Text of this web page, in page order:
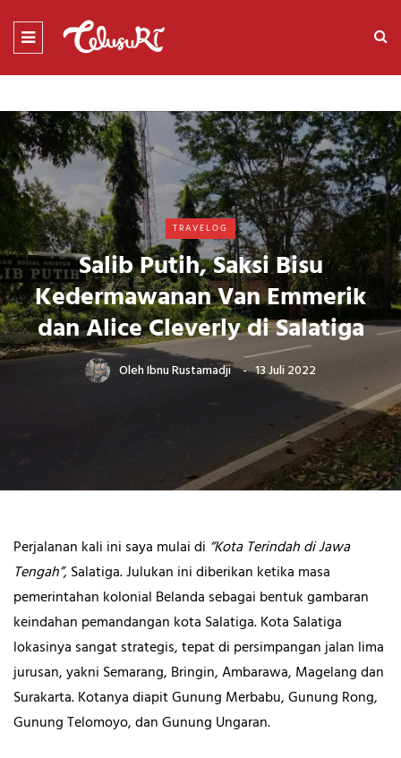
TRAVELOG
Salib Putih, Saksi Bisu
Kedermawanan Van Emmerik
dan Alice Cleverly di Salatiga
OlehIbnu Rustamadji 13 Juli 2022
Perjalanan kali ini saya mulai di “Kota Terindah di Jawa
Tengah”,Salatiga. Julukan ini diberikan ketika masa
pemerintahan kolonial Belanda sebagai bentuk gambaran
keindahan pemandangan kota Salatiga. Kota Salatiga
lokasinya sangat strategis, tepat di persimpangan jalan lima
jurusan, yakni Semarang, Bringin, Ambarawa, Magelang dan
Surakarta. Kotanya diapit Gunung Merbabu, Gunung Rong,
Gunung Telomoyo, dan Gunung Ungaran.